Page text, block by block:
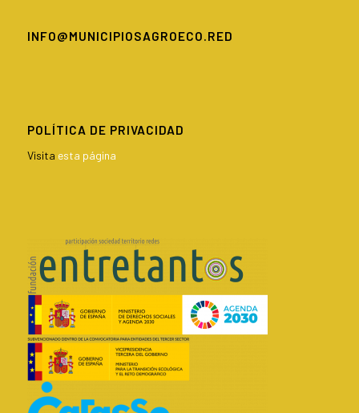
INFO@MUNICIPIOSAGROECO.RED
POLÍTICA DE PRIVACIDAD
Visita esta página